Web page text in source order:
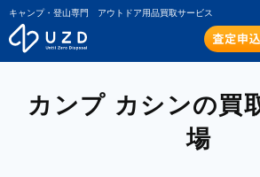
キャンプ・登山専門 アウトドア用品買取サービス
カンプ カシンの買
場